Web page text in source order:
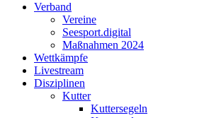
Verband
Vereine
Seesport.digital
Maßnahmen 2024
Wettkämpfe
Livestream
Disziplinen
Kutter
Kuttersegeln